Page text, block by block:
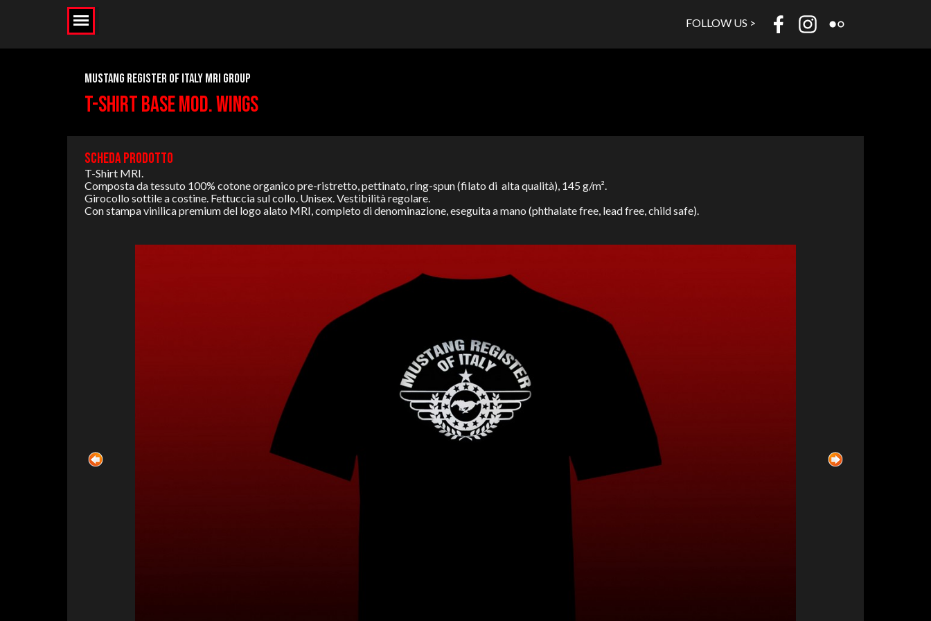
FOLLOW US >
MUSTANG REGISTER OF ITALY MRI GROUP
T-SHIRT BASE MOD. WINGS
SCHEDA PRODOTTO
T-Shirt MRI.
Composta da tessuto 100% cotone organico pre-ristretto, pettinato, ring-spun (filato di alta qualità), 145 g/m².
Girocollo sottile a costine. Fettuccia sul collo. Unisex. Vestibilità regolare.
Con stampa vinilica premium del logo alato MRI, completo di denominazione, eseguita a mano (phthalate free, lead free, child safe).